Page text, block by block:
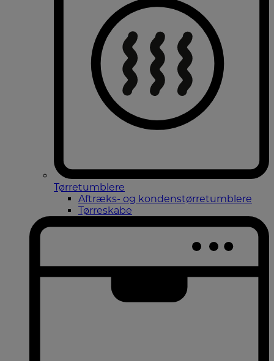
Tørretumblere
Aftræks- og kondenstørretumblere
Tørreskabe